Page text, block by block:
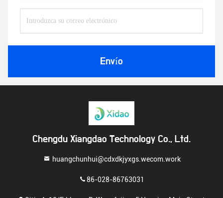
Envío
Chengdu Xiangdao Technology Co., Ltd.
huangchunhui@cdxdkjyxgs.wecom.work
86-028-86763031